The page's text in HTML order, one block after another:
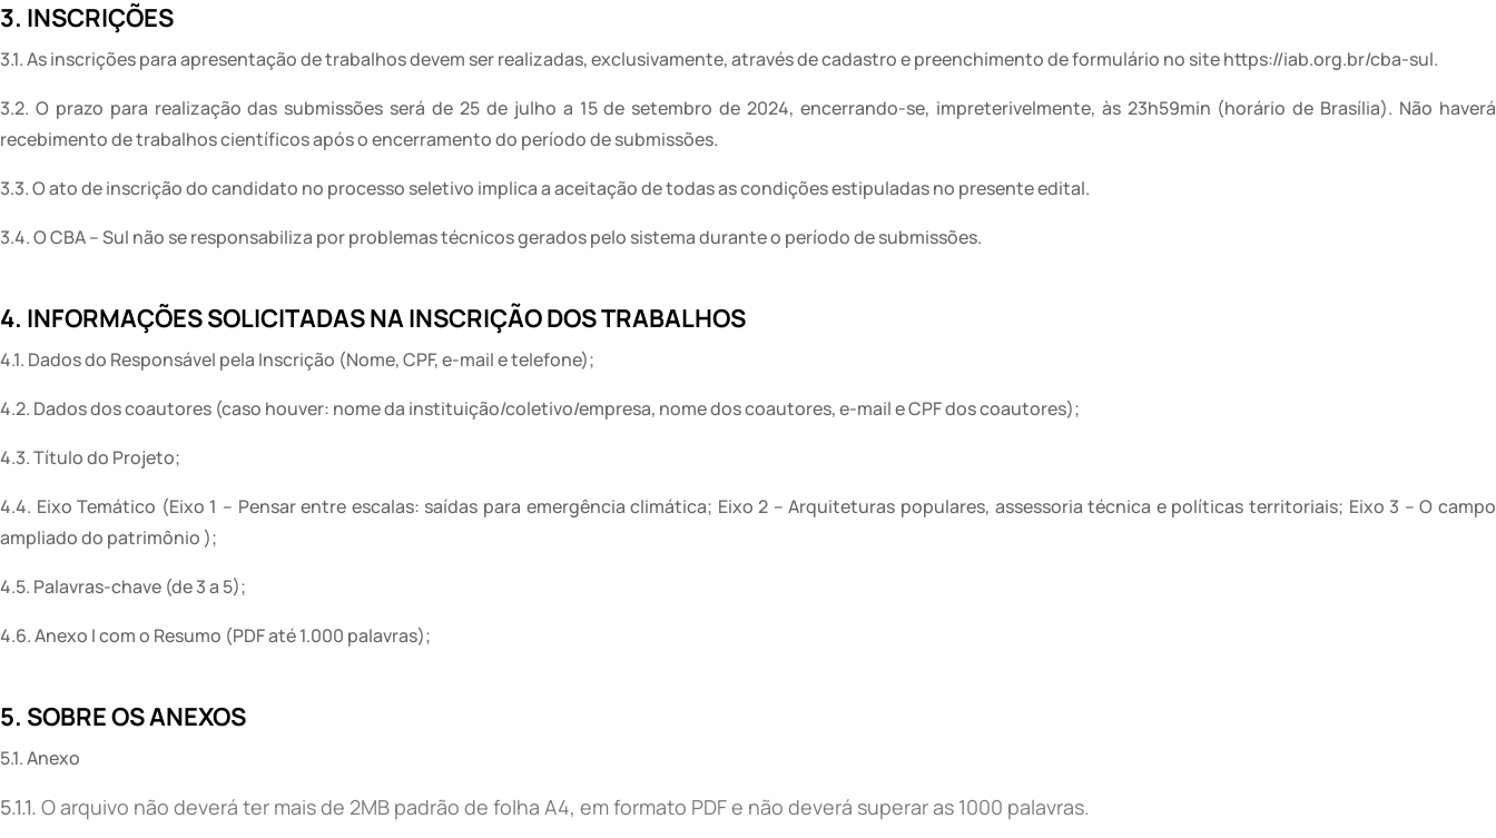
3. INSCRIÇÕES
3.1. As inscrições para apresentação de trabalhos devem ser realizadas, exclusivamente, através de cadastro e preenchimento de formulário no site https://iab.org.br/cba-sul.
3.2. O prazo para realização das submissões será de 25 de julho a 15 de setembro de 2024, encerrando-se, impreterivelmente, às 23h59min (horário de Brasília). Não haverá
recebimento de trabalhos científicos após o encerramento do período de submissões.
3.3. O ato de inscrição do candidato no processo seletivo implica a aceitação de todas as condições estipuladas no presente edital.
3.4. O CBA – Sul não se responsabiliza por problemas técnicos gerados pelo sistema durante o período de submissões.
4. INFORMAÇÕES SOLICITADAS NA INSCRIÇÃO DOS TRABALHOS
4.1. Dados do Responsável pela Inscrição (Nome, CPF, e-mail e telefone);
4.2. Dados dos coautores (caso houver: nome da instituição/coletivo/empresa, nome dos coautores, e-mail e CPF dos coautores);
4.3. Título do Projeto;
4.4. Eixo Temático (Eixo 1 – Pensar entre escalas: saídas para emergência climática; Eixo 2 – Arquiteturas populares, assessoria técnica e políticas territoriais; Eixo 3 – O campo
ampliado do patrimônio );
4.5. Palavras-chave (de 3 a 5);
4.6. Anexo I com o Resumo (PDF até 1.000 palavras);
5. SOBRE OS ANEXOS
5.1. Anexo
5.1.1. O arquivo não deverá ter mais de 2MB padrão de folha A4, em formato PDF e não deverá superar as 1000 palavras.